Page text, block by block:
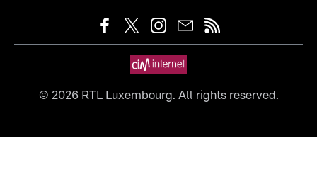
© 2026RTL Luxembourg. All rights reserved.